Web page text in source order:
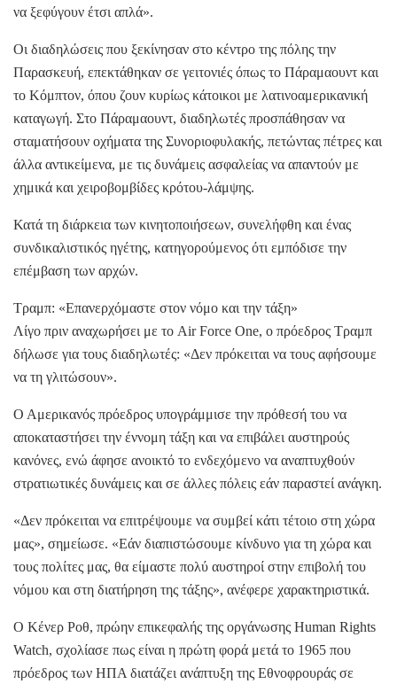
να ξεφύγουν έτσι απλά».
Οι διαδηλώσεις που ξεκίνησαν στο κέντρο της πόλης την
Παρασκευή, επεκτάθηκαν σε γειτονιές όπως το Πάραμαουντ και
το Κόμπτον, όπου ζουν κυρίως κάτοικοι με λατινοαμερικανική
καταγωγή. Στο Πάραμαουντ, διαδηλωτές προσπάθησαν να
σταματήσουν οχήματα της Συνοριοφυλακής, πετώντας πέτρες και
άλλα αντικείμενα, με τις δυνάμεις ασφαλείας να απαντούν με
χημικά και χειροβομβίδες κρότου-λάμψης.
Κατά τη διάρκεια των κινητοποιήσεων, συνελήφθη και ένας
συνδικαλιστικός ηγέτης, κατηγορούμενος ότι εμπόδισε την
επέμβαση των αρχών.
Τραμπ: «Επανερχόμαστε στον νόμο και την τάξη»
Λίγο πριν αναχωρήσει με το Air Force One, ο πρόεδρος Τραμπ
δήλωσε για τους διαδηλωτές: «Δεν πρόκειται να τους αφήσουμε
να τη γλιτώσουν».
Ο Αμερικανός πρόεδρος υπογράμμισε την πρόθεσή του να
αποκαταστήσει την έννομη τάξη και να επιβάλει αυστηρούς
κανόνες, ενώ άφησε ανοικτό το ενδεχόμενο να αναπτυχθούν
στρατιωτικές δυνάμεις και σε άλλες πόλεις εάν παραστεί ανάγκη.
«Δεν πρόκειται να επιτρέψουμε να συμβεί κάτι τέτοιο στη χώρα
μας», σημείωσε. «Εάν διαπιστώσουμε κίνδυνο για τη χώρα και
τους πολίτες μας, θα είμαστε πολύ αυστηροί στην επιβολή του
νόμου και στη διατήρηση της τάξης», ανέφερε χαρακτηριστικά.
Ο Κένερ Ροθ, πρώην επικεφαλής της οργάνωσης Human Rights
Watch, σχολίασε πως είναι η πρώτη φορά μετά το 1965 που
πρόεδρος των ΗΠΑ διατάζει ανάπτυξη της Εθνοφρουράς σε